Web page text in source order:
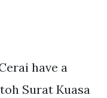
have a
Surat Kuasa